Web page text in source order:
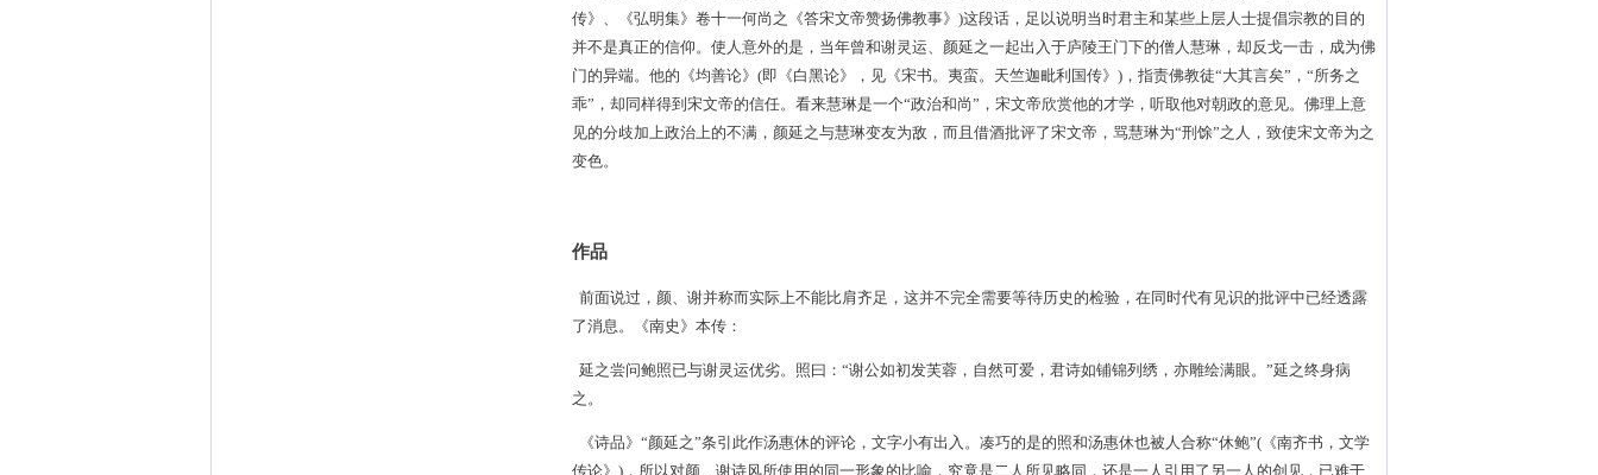
传》、《弘明集》卷十一何尚之《答宋文帝赞扬佛教事》)这段话，足以说明当时君主和某些上层人士提倡宗教的目的
并不是真正的信仰。使人意外的是，当年曾和谢灵运、颜延之一起出入于庐陵王门下的僧人慧琳，却反戈一击，成为佛
门的异端。他的《均善论》(即《白黑论》，见《宋书。夷蛮。天竺迦毗利国传》)，指责佛教徒“大其言矣”，“所务之
乖”，却同样得到宋文帝的信任。看来慧琳是一个“政治和尚”，宋文帝欣赏他的才学，听取他对朝政的意见。佛理上意
见的分歧加上政治上的不满，颜延之与慧琳变友为敌，而且借酒批评了宋文帝，骂慧琳为“刑馀”之人，致使宋文帝为之
变色。
作品
前面说过，颜、谢并称而实际上不能比肩齐足，这并不完全需要等待历史的检验，在同时代有见识的批评中已经透露
了消息。《南史》本传：
延之尝问鲍照已与谢灵运优劣。照曰：“谢公如初发芙蓉，自然可爱，君诗如铺锦列绣，亦雕绘满眼。”延之终身病
之。
《诗品》“颜延之”条引此作汤惠休的评论，文字小有出入。凑巧的是的照和汤惠休也被人合称“休鲍”(《南齐书，文学
传论》)，所以对颜、谢诗风所使用的同一形象的比喻，究竟是二人所见略同，还是一人引用了另一人的创见，已难于